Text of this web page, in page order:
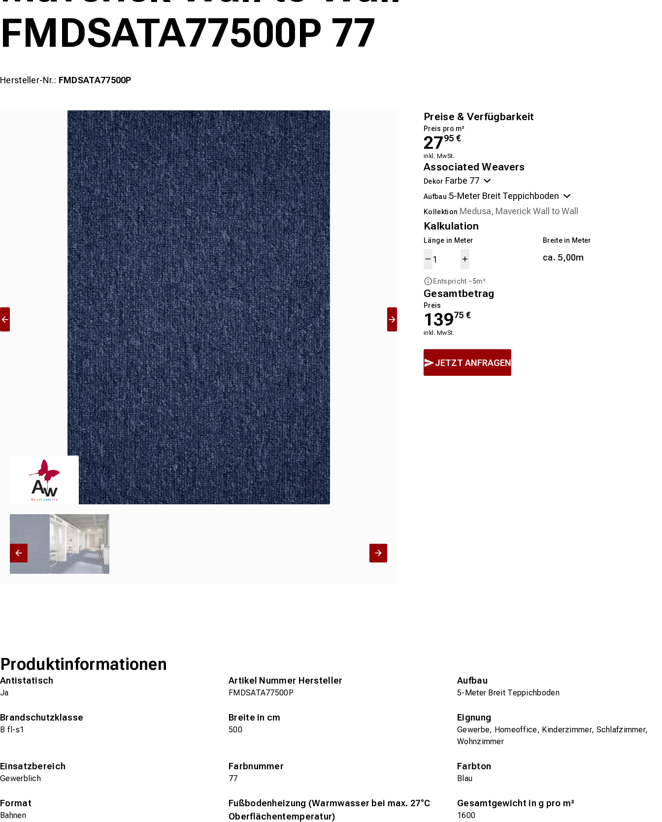
FMDSATA77500P 77
Hersteller-Nr.: FMDSATA77500P
Preise & Verfügbarkeit
Preis pro m²
2795 €
inkl. MwSt.
Associated Weavers
Dekor
Aufbau
Kollektion
Kalkulation
Länge in Meter
Entspricht ~5m²
Breite in Meter
ca. 5,00m
Gesamtbetrag
Preis
13975 €
inkl. MwSt.
JETZT ANFRAGEN
Produktinformationen
Antistatisch
Ja
Artikel Nummer Hersteller
FMDSATA77500P
Aufbau
5-Meter Breit Teppichboden
Brandschutzklasse
B fl-s1
Breite in cm
500
Eignung
Gewerbe, Homeoffice, Kinderzimmer, Schlafzimmer,
Wohnzimmer
Einsatzbereich
Gewerblich
Farbnummer
77
Farbton
Blau
Format
Bahnen
Fußbodenheizung (Warmwasser bei max. 27°C
Oberflächentemperatur)
Gesamtgewicht in g pro m²
1600